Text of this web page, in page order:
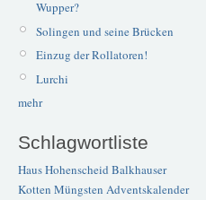
Wupper?
Solingen und seine Brücken
Einzug der Rollatoren!
Lurchi
mehr
Schlagwortliste
Haus Hohenscheid Balkhauser
Kotten Müngsten Adventskalender